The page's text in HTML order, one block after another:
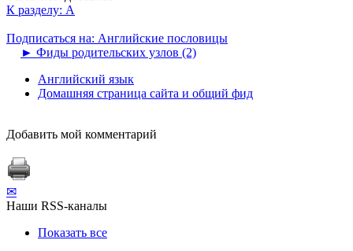
К разделу: A
Подписаться на: Английские пословицы
► Фиды родительских узлов (2)
Английский язык
Домашняя страница сайта и общий фид
Добавить мой комментарий
✉
Наши RSS-каналы
Показать все